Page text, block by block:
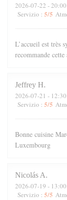
2026-07-22 -
Servizio : 5/5
L’accueil est très
recommande cette
Jeffrey H
2026-07-21 -
Servizio : 5/5
Bonne cuisine
Luxembourg
Nicolás A
2026-07-19 -
Servizio : 5/5